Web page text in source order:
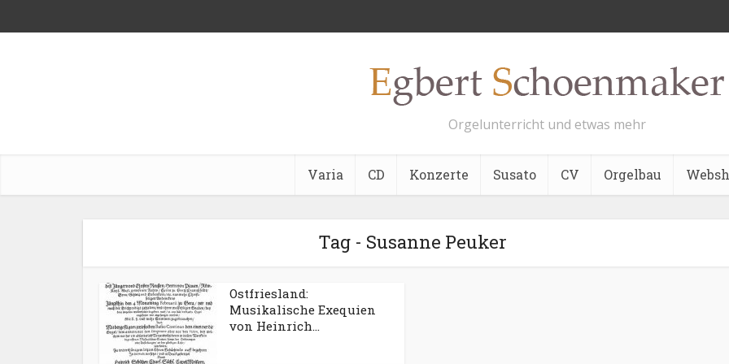
Orgelunterricht und etwas mehr
Varia CD Konzerte Susato CV Orgelbau
Tag - Susanne Peuker
Ostfriesland:
Musikalische Exequien
von Heinrich...